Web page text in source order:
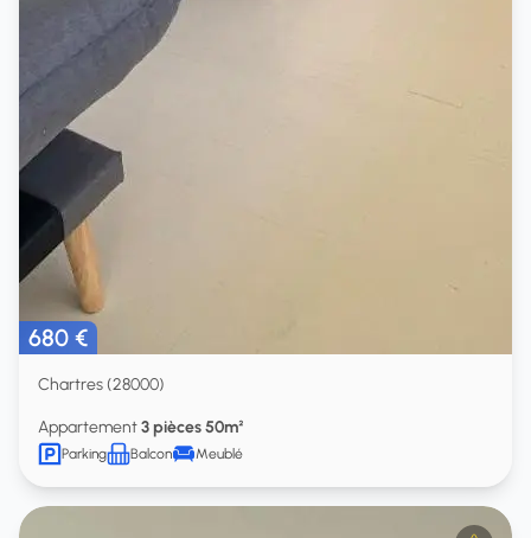
680 €
Chartres (28000)
Appartement3 pièces 50m²
Parking Balcon Meublé